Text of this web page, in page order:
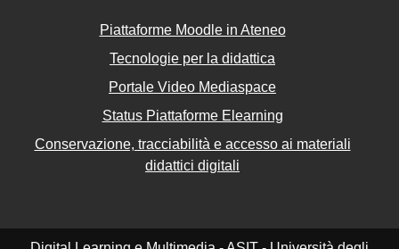
Piattaforme Moodle in Ateneo
Tecnologie per la didattica
Portale Video Mediaspace
Status Piattaforme Elearning
Conservazione, tracciabilità e accesso ai materiali
didattici digitali